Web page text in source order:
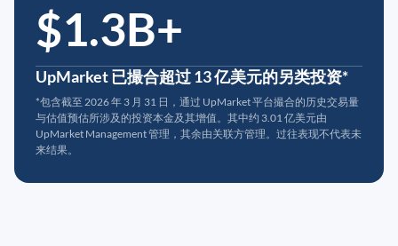
$1.3B+
UpMarket 已撮合超过 13 亿美元的另类投资*
*包含截至 2026 年 3 月 31 日，通过 UpMarket 平台撮合的历史交易量
与估值预估所涉及的投资本金及其增值。其中约 3.01 亿美元由
UpMarket Management 管理，其余由关联方管理。过往表现不代表未
来结果。